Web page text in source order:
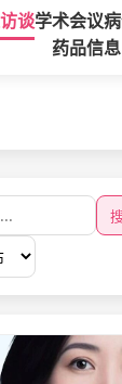
谈学术会议
药品信息